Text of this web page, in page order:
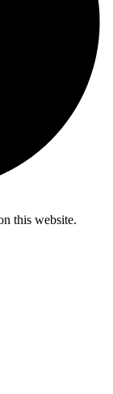
this website.